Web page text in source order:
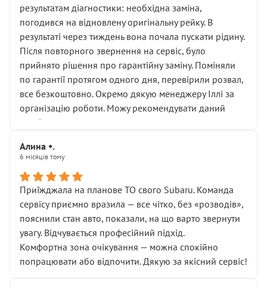
результатам діагностики: необхідна заміна,
погодився на відновлену оригінальну рейку. В
результаті через тиждень вона почала пускати рідину.
Після повторного звернення на сервіс, було
прийнято рішення про гарантійну заміну. Поміняли
по гарантії протягом одного дня, перевірили розвал,
все безкоштовно. Окремо дякую менеджеру Іллі за
організацію роботи. Можу рекомендувати даний
сервіс.
Алина •.
6 місяців тому
Приїжджала на планове ТО свого Subaru. Команда
сервісу приємно вразила — все чітко, без «розводів»,
пояснили стан авто, показали, на що варто звернути
увагу. Відчувається професійний підхід.
Комфортна зона очікування — можна спокійно
попрацювати або відпочити. Дякую за якісний сервіс!